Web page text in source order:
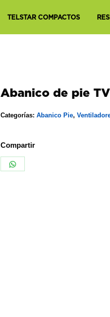
TELSTAR COMPACTOS
Abanico de pie
Categorías: Abanico Pie,
Compartir